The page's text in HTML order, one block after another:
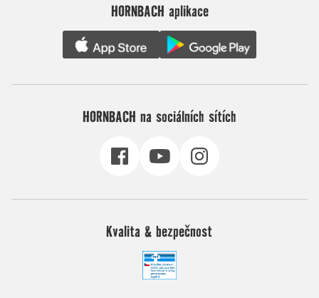
HORNBACH aplikace
HORNBACH na sociálních sítích
Kvalita & bezpečnost